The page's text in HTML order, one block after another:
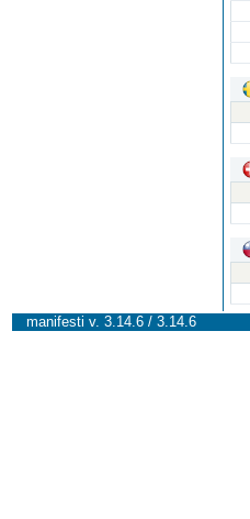
manifesti v. 3.14.6 / 3.14.6